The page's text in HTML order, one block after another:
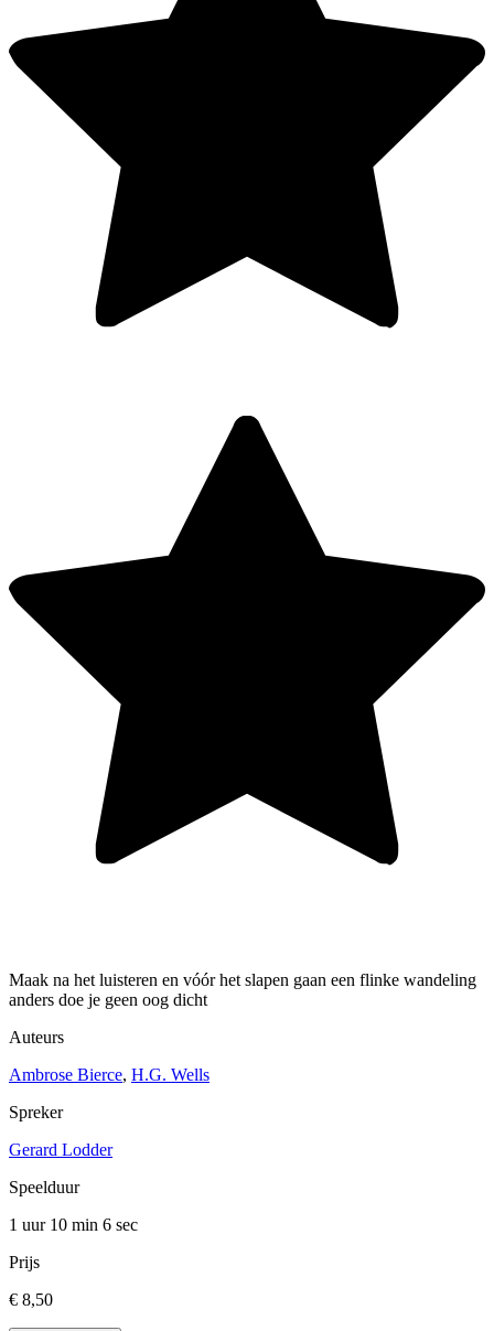
Maak na het luisteren en vóór het slapen gaan een flinke wandeling
anders doe je geen oog dicht
Auteurs
Ambrose Bierce, H.G. Wells
Spreker
Gerard Lodder
Speelduur
1 uur 10 min 6 sec
Prijs
€ 8,50